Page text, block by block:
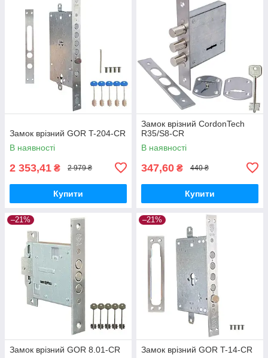
Замок врізний GOR T-204-CR
В наявності
2 353,41 ₴ 2 979 ₴
Купити
Замок врізний CordonTech
R35/S8-CR
В наявності
347,60 ₴ 440 ₴
Купити
–21%
Замок врізний GOR 8.01-CR
–21%
Замок врізний GOR T-14-CR